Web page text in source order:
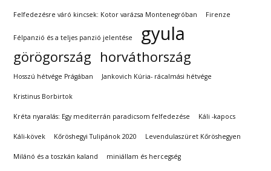
Felfedezésre váró kincsek: Kotor varázsa Montenegróban Firenze
Félpanzió és a teljes panzió jelentése gyula
görögország horváthország
Hosszú hétvége Prágában Jankovich Kúria- rácalmási hétvége
Kristinus Borbirtok
Kréta nyaralás: Egy mediterrán paradicsom felfedezése Káli -kapocs
Káli-kövek Kőröshegyi Tulipánok 2020 Levendulaszüret Kőröshegyen
Milánó és a toszkán kaland miniállam és hercegség